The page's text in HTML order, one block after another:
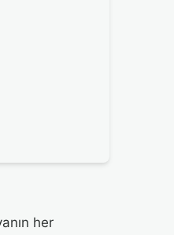
her